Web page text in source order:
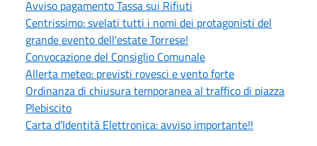
Avviso pagamento Tassa sui Rifiuti
Centrissimo: svelati tutti i nomi dei protagonisti del
grande evento dell'estate Torrese!
Convocazione del Consiglio Comunale
Allerta meteo: previsti rovesci e vento forte
Ordinanza di chiusura temporanea al traffico di piazza
Plebiscito
Carta d'Identità Elettronica: avviso importante!!